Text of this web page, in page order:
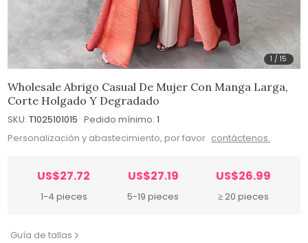
1 /15
Wholesale Abrigo Casual De Mujer Con Manga Larga,
Corte Holgado Y Degradado
SKU: T1025101015 Pedido mínimo: 1
Personalización y abastecimiento, por favor contáctenos.
US$27.72
1-4 pieces
US$27.19
5-19 pieces
US$26.99
≥ 20 pieces
Guía de tallas